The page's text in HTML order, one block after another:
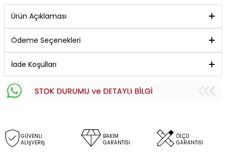
Ürün Açıklaması
Ödeme Seçenekleri
İade Koşulları
GÜVENLİ
ALIŞVERİŞ
BAKIM
GARANTİSİ
ÖLÇÜ
GARANTİSİ